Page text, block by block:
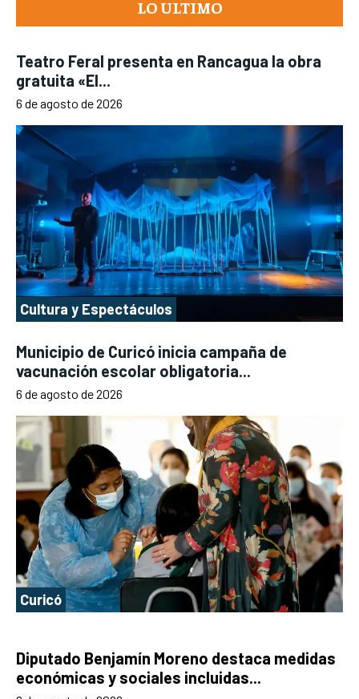
LO ULTIMO
Teatro Feral presenta en Rancagua la obra
gratuita «El...
6 de agosto de 2026
Cultura y Espectáculos
Municipio de Curicó inicia campaña de
vacunación escolar obligatoria...
6 de agosto de 2026
Curicó
Diputado Benjamín Moreno destaca medidas
económicas y sociales incluidas...